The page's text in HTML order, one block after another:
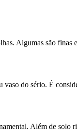
Algumas são finas
do sério. É
Além de solo